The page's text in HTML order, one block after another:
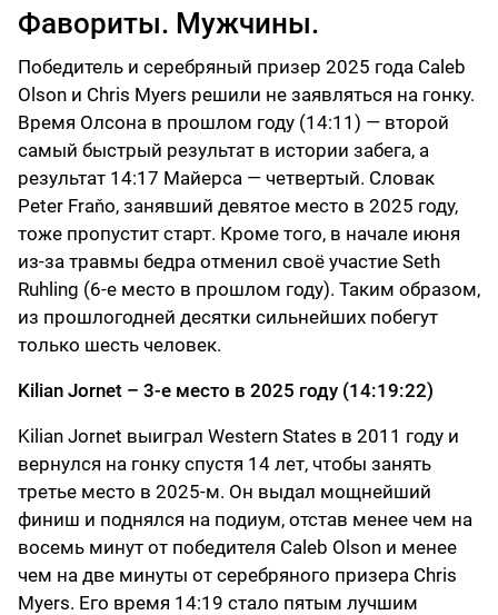
Фавориты. Мужчины.
Победитель и серебряный призер 2025 года Caleb
Olson и Chris Myers решили не заявляться на гонку.
Время Олсона в прошлом году (14:11) — второй
самый быстрый результат в истории забега, а
результат 14:17 Майерса — четвертый. Словак
Peter Fraňo, занявший девятое место в 2025 году,
тоже пропустит старт. Кроме того, в начале июня
из-за травмы бедра отменил своё участие Seth
Ruhling (6-е место в прошлом году). Таким образом,
из прошлогодней десятки сильнейших побегут
только шесть человек.
Kilian Jornet – 3-е место в 2025 году (14:19:22)
Kilian Jornet выиграл Western States в 2011 году и
вернулся на гонку спустя 14 лет, чтобы занять
третье место в 2025-м. Он выдал мощнейший
финиш и поднялся на подиум, отстав менее чем на
восемь минут от победителя Caleb Olson и менее
чем на две минуты от серебряного призера Chris
Myers. Его время 14:19 стало пятым лучшим